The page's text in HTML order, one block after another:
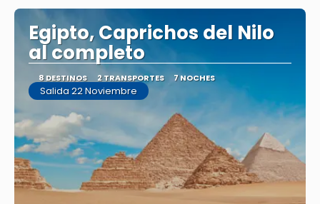
Egipto, Caprichos del Nilo
al completo
8 DESTINOS 2 TRANSPORTES 7 NOCHES
Salida 22 Noviembre